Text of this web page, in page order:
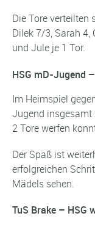
Die Tore verteilten
Dilek 7/3, Sarah 4,
und Jule je 1 Tor.
HSG mD-Jugend
Im Heimspiel
Jugend
2 Tore werfen
Der Spaß ist
erfolgreichen
Mädels sehen.
TuS Brake – HSG